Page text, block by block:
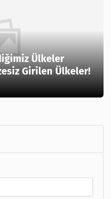
Ülkeler
Girilen Ülkeler!